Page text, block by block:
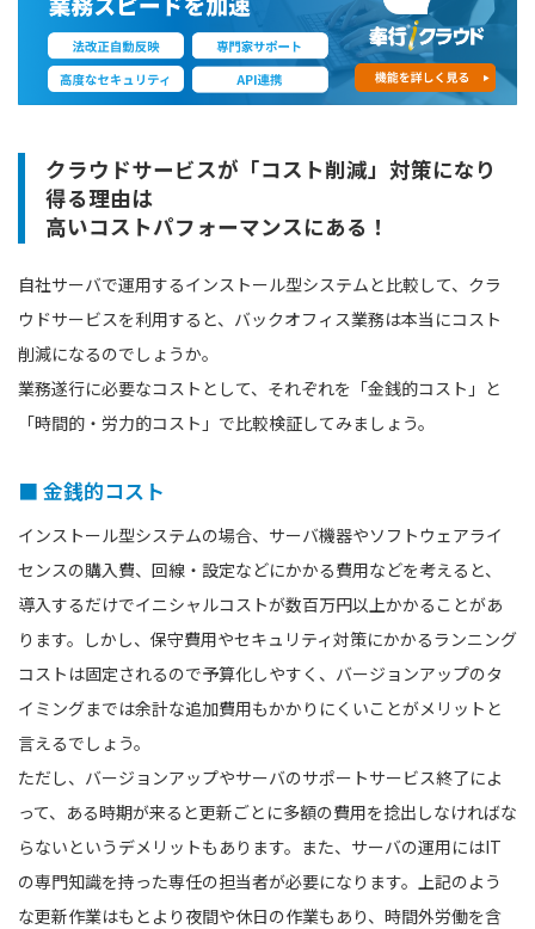
クラウドサービスが「コスト削減」対策になり
得る理由は
高いコストパフォーマンスにある！
自社サーバで運用するインストール型システムと比較して、クラ
ウドサービスを利用すると、バックオフィス業務は本当にコスト
削減になるのでしょうか。
業務遂行に必要なコストとして、それぞれを「金銭的コスト」と
「時間的・労力的コスト」で比較検証してみましょう。
■ 金銭的コスト
インストール型システムの場合、サーバ機器やソフトウェアライ
センスの購入費、回線・設定などにかかる費用などを考えると、
導入するだけでイニシャルコストが数百万円以上かかることがあ
ります。しかし、保守費用やセキュリティ対策にかかるランニング
コストは固定されるので予算化しやすく、バージョンアップのタ
イミングまでは余計な追加費用もかかりにくいことがメリットと
言えるでしょう。
ただし、バージョンアップやサーバのサポートサービス終了によ
って、ある時期が来ると更新ごとに多額の費用を捻出しなければな
らないというデメリットもあります。また、サーバの運用にはIT
の専門知識を持った専任の担当者が必要になります。上記のよう
な更新作業はもとより夜間や休日の作業もあり、時間外労働を含